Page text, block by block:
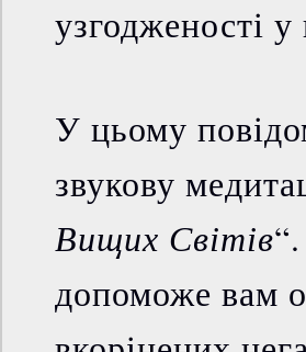
узгодженості
У цьому
звукову
Вищих Світів
допоможе вам